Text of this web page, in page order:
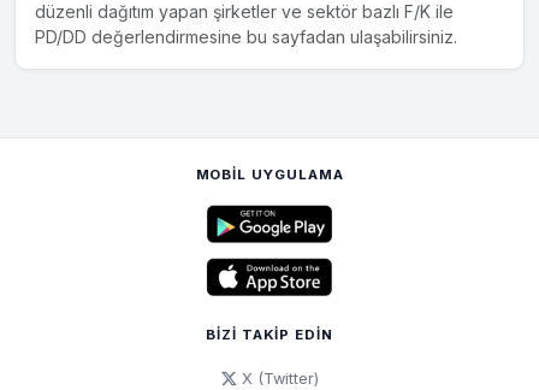
Yatırım Haberi
#FROTO Ford Otosan, Koç Finansman’ı 137 milyon dolar
karşılığında satın alacak. Bu adım ile araç kredilerini kendi
Koç Finansman A.Ş Paylarının Satın Alımı
Şirketimiz tarafından, Koç Holding A.Ş.'nin %
diğer Koç Topluluğu şirketlerinin toplam %
oranında pay sahibi oldukları Koç Finansman A.Ş.
hisselerinin tamamının satın alınması konusunda bir Pay Alım
Şirketimizin finansman faaliyetlerini daha etkin yönetmesi,
düzenli dağıtım yapan şirketler ve sektör bazlı F/K ile
PD/DD değerlendirmesine bu sayfadan ulaşabilirsiniz.
MOBIL UYGULAMA
BIZI TAKIP EDIN
X (Twitter)